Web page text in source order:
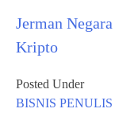
Jerman
Kripto
Posted Under
BISNIS PENULIS